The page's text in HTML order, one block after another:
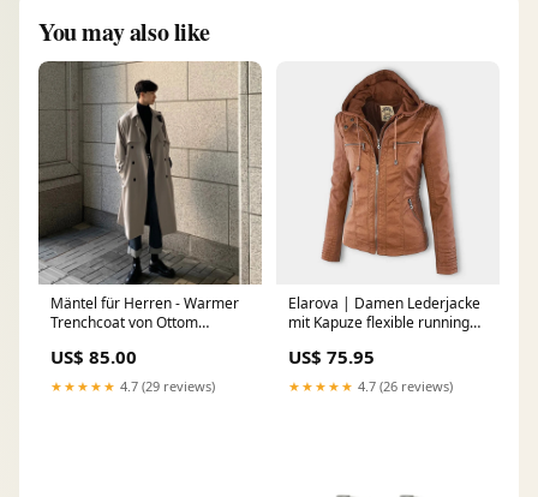
You may also like
Mäntel für Herren - Warmer
Trenchcoat von Ottom
US$ 85.00
★★★★★ 4.7 (29 reviews)
Elarova | Damen Lederjacke
mit Kapuze flexible running
US$ 75.95
★★★★★ 4.7 (26 reviews)